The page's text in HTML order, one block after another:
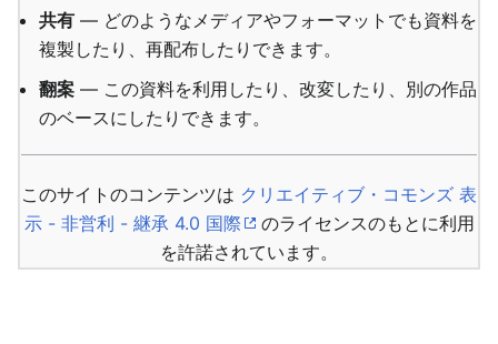
共有 — どのようなメディアやフォーマットでも資料を
複製したり、再配布したりできます。
翻案 — この資料を利用したり、改変したり、別の作品
のベースにしたりできます。
このサイトのコンテンツは クリエイティブ・コモンズ 表
示 - 非営利 - 継承 4.0 国際
のライセンスのもとに利用
を許諾されています。